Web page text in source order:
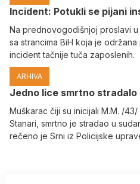
Incident: Potukli se pijani
Na prednovogodišnjoj proslavi
sa strancima BiH koja je
incident tačnije tuča zaposlenih.
ARHIVA
Јedno lice smrtno stradalo
Muškarac čiji su inicijali M.M. /
Stanari, smrtno je stradao u
rečeno je Srni iz Policijske